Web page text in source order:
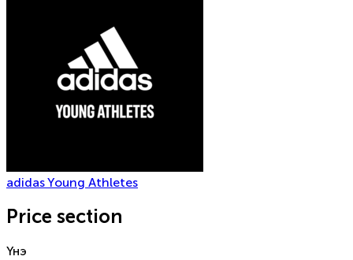
adidas Young Athletes
Price section
Үнэ